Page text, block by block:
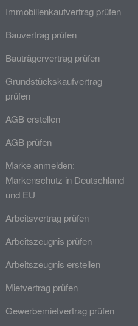
Immobilienkaufvertrag prüfen
Bauvertrag prüfen
Bauträgervertrag prüfen
Grundstückskaufvertrag
prüfen
AGB erstellen
AGB prüfen
Marke anmelden:
Markenschutz in Deutschland
und EU
Arbeitsvertrag prüfen
Arbeitszeugnis prüfen
Arbeitszeugnis erstellen
Mietvertrag prüfen
Gewerbemietvertrag prüfen